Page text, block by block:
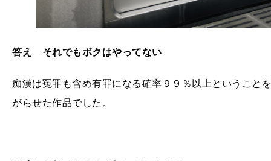
答え それでもボクはやってない
痴漢は冤罪も含め有罪になる確率９９％以上ということ
がらせた作品でした。